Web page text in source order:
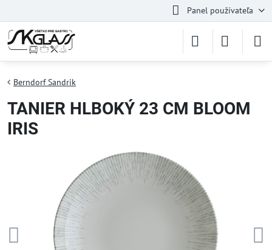
Panel používateľa
Berndorf Sandrik
TANIER HLBOKÝ 23 CM BLOOM
IRIS